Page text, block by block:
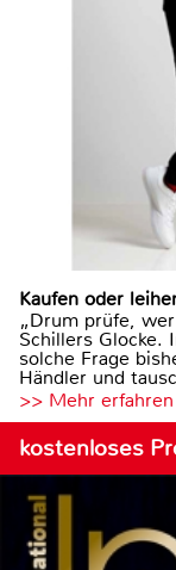
Kaufen oder
„Drum prüfe,
Schillers Glocke.
solche Frage
Händler und
>> Mehr erfahren
kostenloses